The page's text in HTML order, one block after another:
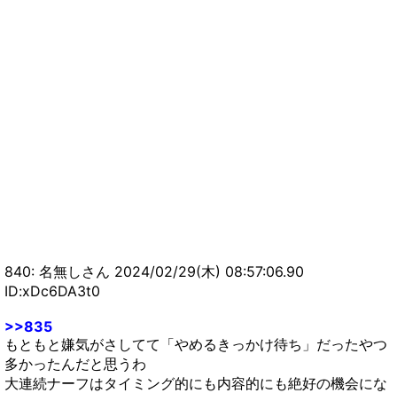
840: 名無しさん 2024/02/29(木) 08:57:06.90
ID:xDc6DA3t0
>>835
もともと嫌気がさしてて「やめるきっかけ待ち」だったやつ
多かったんだと思うわ
大連続ナーフはタイミング的にも内容的にも絶好の機会にな